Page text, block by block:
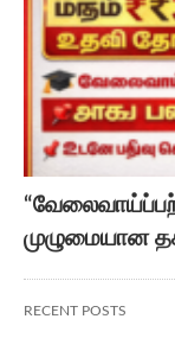
முழுமையான
RECENT POSTS